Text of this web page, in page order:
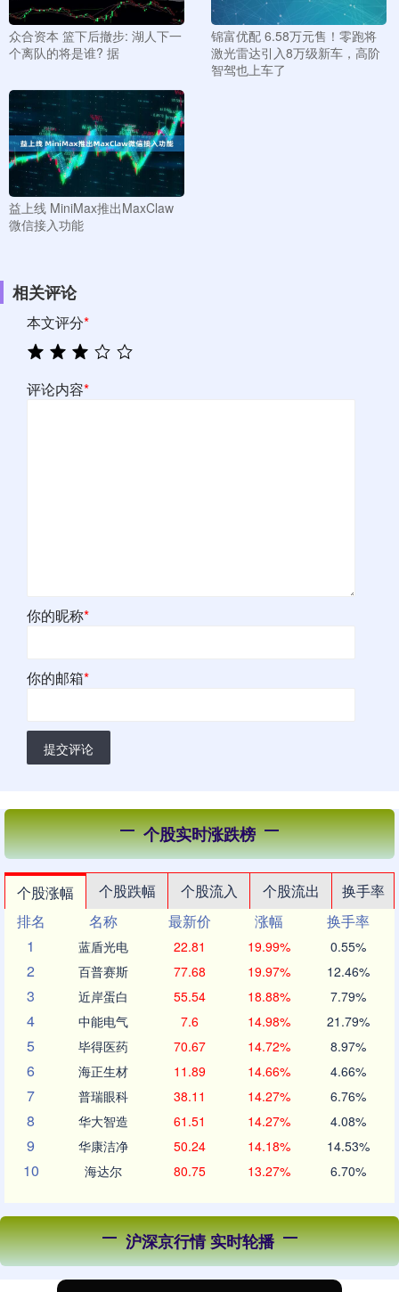
众合资本 篮下后撤步: 湖人下一
个离队的将是谁? 据
锦富优配 6.58万元售！零跑将
激光雷达引入8万级新车，高阶
智驾也上车了
益上线 MiniMax推出MaxClaw
微信接入功能
相关评论
本文评分*
评论内容*
你的昵称*
你的邮箱*
提交评论
个股实时涨跌榜
个股涨幅 个股跌幅 个股流入 个股流出
换手率
排名
名称 最新价 涨幅
换手率
1
蓝盾光电 22.81 19.99% 0.55%
2 百普赛斯 77.68 19.97% 12.46%
3 近岸蛋白 55.54 18.88% 7.79%
4 中能电气 7.6 14.98% 21.79%
5 毕得医药 70.67 14.72% 8.97%
6 海正生材 11.89 14.66% 4.66%
7 普瑞眼科 38.11 14.27% 6.76%
8 华大智造 61.51 14.27% 4.08%
9 华康洁净 50.24 14.18% 14.53%
10 海达尔 80.75 13.27% 6.70%
沪深京行情 实时轮播